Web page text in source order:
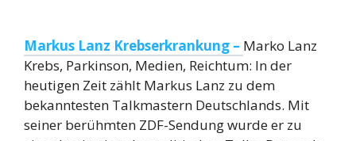
Markus Lanz Krebserkrankung – Marko Lanz
Krebs, Parkinson, Medien, Reichtum: In der
heutigen Zeit zählt Markus Lanz zu dem
bekanntesten Talkmastern Deutschlands. Mit
seiner berühmten ZDF-Sendung wurde er zu